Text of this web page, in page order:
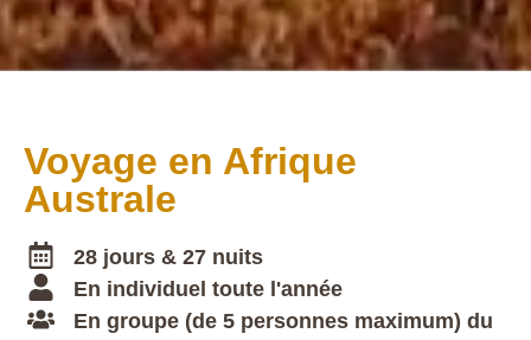
Voyage en Afrique
Australe
28 jours & 27 nuits
En individuel toute l'année
En groupe (de 5 personnes maximum) du